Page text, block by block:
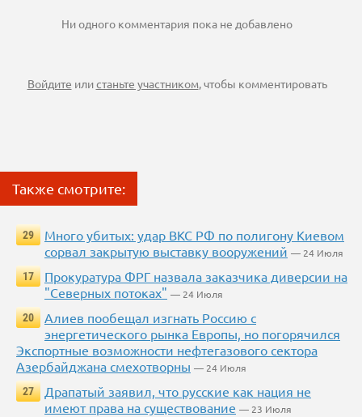
Ни одного комментария пока не добавлено
Войдите илистаньте участником, чтобы комментировать
Также смотрите:
29
Много убитых: удар ВКС РФ по полигону Киевом
сорвал закрытую выставку вооружений — 24 Июля
17
Прокуратура ФРГ назвала заказчика диверсии на
"Северных потоках" — 24 Июля
20
Алиев пообещал изгнать Россию с
энергетического рынка Европы, но погорячился
Экспортные возможности нефтегазового сектора
Азербайджана смехотворны — 24 Июля
27
Драпатый заявил, что русские как нация не
имеют права на существование — 23 Июля